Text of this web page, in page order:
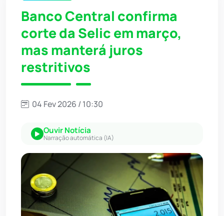
Banco Central confirma
corte da Selic em março,
mas manterá juros
restritivos
04 Fev 2026 / 10:30
Ouvir Notícia
Narração automática (IA)